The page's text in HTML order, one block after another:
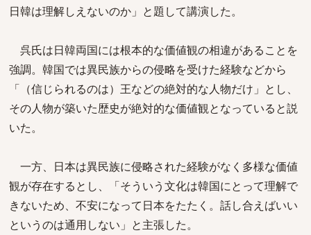
日韓は理解しえないのか」と題して講演した。
呉氏は日韓両国には根本的な価値観の相違があることを
強調。韓国では異民族からの侵略を受けた経験などから
「（信じられるのは）王などの絶対的な人物だけ」とし、
その人物が築いた歴史が絶対的な価値観となっていると説
いた。
一方、日本は異民族に侵略された経験がなく多様な価値
観が存在するとし、「そういう文化は韓国にとって理解で
きないため、不安になって日本をたたく。話し合えばいい
というのは通用しない」と主張した。